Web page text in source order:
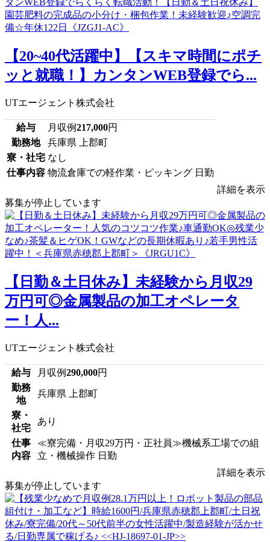
【20~40代活躍中】【スキマ時間にポチ
ッと就職！】カンタンWEB登録でら...
UTエージェント株式会社
給与 月収例217,000円
勤務地
兵庫県 上郡町
寮・社宅 なし
仕事内容 物流倉庫での軽作業・ピッキング 日勤
詳細を表示
募集が停止しています
【日勤＆土日休み】未経験から月収29
万円可◎金属製品の加工オペレータ
ー！人...
UTエージェント株式会社
給与 月収例290,000円
勤務
地
兵庫県 上郡町
寮・
社宅
あり
仕事
内容
≪寮完備・月収29万円・正社員≫機械系工場での組
立・機械操作 日勤
詳細を表示
募集が停止しています